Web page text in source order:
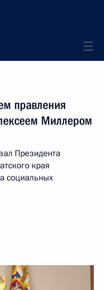
правления
Миллером
Президента
края
социальных